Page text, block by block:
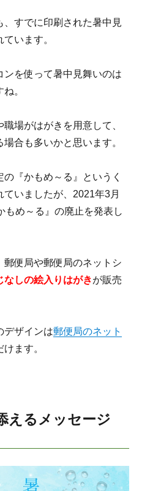
すでに印刷された暑中見
います。
ンを使って暑中見舞いのは
。
場がはがきを用意して、
合も多いかと思います。
『かもめ～る』というく
ていましたが、2021年3月
もめ～る』の廃止を発表し
郵便局や郵便局のネットシ
なしの絵入りはがきが販売
デザインは郵便局のネット
ます。
えるメッセージ